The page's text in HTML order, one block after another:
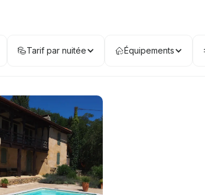
Tarif par nuitée Équipements